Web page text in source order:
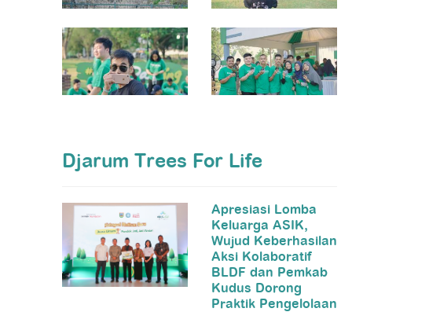
Djarum Trees For Life
Apresiasi Lomba
Keluarga ASIK,
Wujud Keberhasilan
Aksi Kolaboratif
BLDF dan Pemkab
Kudus Dorong
Praktik Pengelolaan